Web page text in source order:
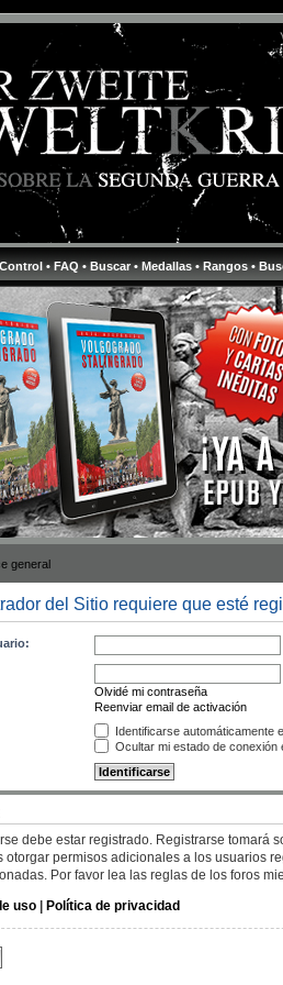
• FAQ • Buscar • Medallas • Rangos •
general
del Sitio requiere que esté
Olvidé mi contraseña
Reenviar email de activación
Identificarse automáticamente
Ocultar mi estado de conexión
debe estar registrado. Registrarse tomará
otorgar permisos adicionales a los usuarios
Por favor lea las reglas de los foros
uso | Política de privacidad